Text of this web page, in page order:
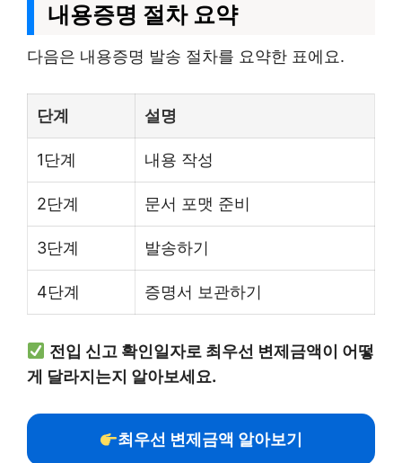
내용증명 절차 요약
다음은 내용증명 발송 절차를 요약한 표에요.
단계 설명
1단계 내용 작성
2단계 문서 포맷 준비
3단계 발송하기
4단계 증명서 보관하기
전입 신고 확인일자로 최우선 변제금액이 어떻
게 달라지는지 알아보세요.
최우선 변제금액 알아보기